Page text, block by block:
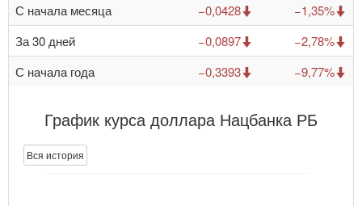
С начала месяца
−0,0428
−1,35%
За 30 дней
−0,0897
−2,78%
С начала года
−0,3393 −9,77%
График курса доллара Нацбанка РБ
Вся история